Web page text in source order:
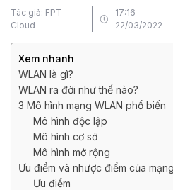
Tác giả: FPT
Cloud
17:16
22/03/2022
Xem nhanh
WLAN là gì?
WLAN ra đời như thế nào?
3 Mô hình mạng WLAN phổ biến
Mô hình độc lập
Mô hình cơ sở
Mô hình mở rộng
Ưu điểm và nhược điểm của
Ưu điểm